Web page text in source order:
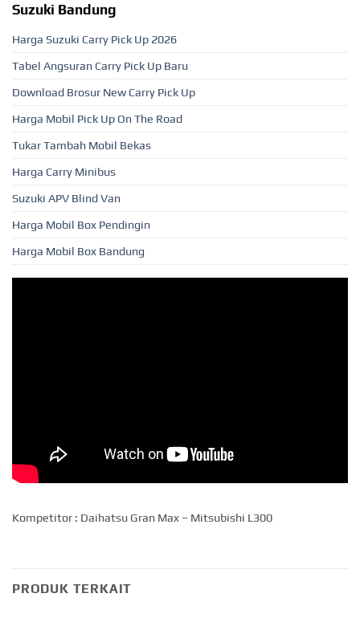
Suzuki Bandung
Harga Suzuki Carry Pick Up 2026
Tabel Angsuran Carry Pick Up Baru
Download Brosur New Carry Pick Up
Harga Mobil Pick Up On The Road
Tukar Tambah Mobil Bekas
Harga Carry Minibus
Suzuki APV Blind Van
Harga Mobil Box Pendingin
Harga Mobil Box Bandung
Kompetitor : Daihatsu Gran Max – Mitsubishi L300
PRODUK TERKAIT